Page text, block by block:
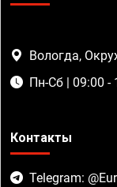
Вологда,
Пн-Сб | 09:00 -
Контакты
Telegram: